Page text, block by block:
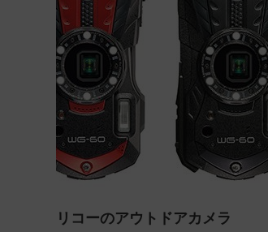
リコーのアウトドアカメラ